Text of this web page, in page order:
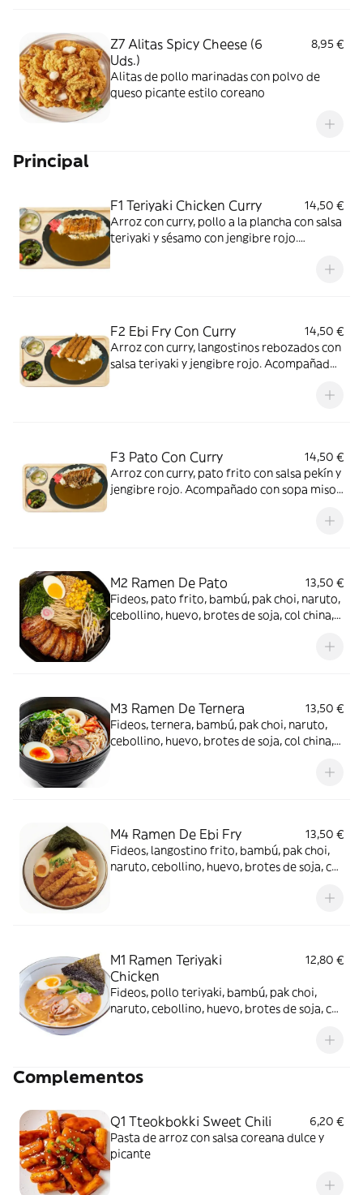
Z7 Alitas Spicy Cheese (6
Uds.)
8,95 €
Alitas de pollo marinadas con polvo de
queso picante estilo coreano
Principal
F1 Teriyaki Chicken Curry
14,50 €
Arroz con curry, pollo a la plancha con salsa
teriyaki y sésamo con jengibre rojo.
F2 Ebi Fry Con Curry
14,50 €
Arroz con curry, langostinos rebozados con
salsa teriyaki y jengibre rojo. Acompañado
F3 Pato Con Curry
14,50 €
Arroz con curry, pato frito con salsa pekín y
jengibre rojo. Acompañado con sopa miso
M2 Ramen De Pato
13,50 €
Fideos, pato frito, bambú, pak choi, naruto,
cebollino, huevo, brotes de soja, col china,
M3 Ramen De Ternera
13,50 €
Fideos, ternera, bambú, pak choi, naruto,
cebollino, huevo, brotes de soja, col china,
M4 Ramen De Ebi Fry
13,50 €
Fideos, langostino frito, bambú, pak choi,
naruto, cebollino, huevo, brotes de soja, col
M1 Ramen Teriyaki
Chicken
12,80 €
Fideos, pollo teriyaki, bambú, pak choi,
naruto, cebollino, huevo, brotes de soja, col
Complementos
Q1 Tteokbokki Sweet Chili
6,20 €
Pasta de arroz con salsa coreana dulce y
picante